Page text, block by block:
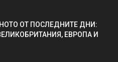
ОТ ПОСЛЕДНИТЕ ДНИ:
ЕВРОПА И